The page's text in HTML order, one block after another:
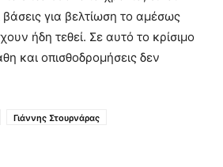
βάσεις για βελτίωση το αμέσως
ήδη τεθεί. Σε αυτό το κρίσιμο
και οπισθοδρομήσεις δεν
Γιάννης Στουρνάρας